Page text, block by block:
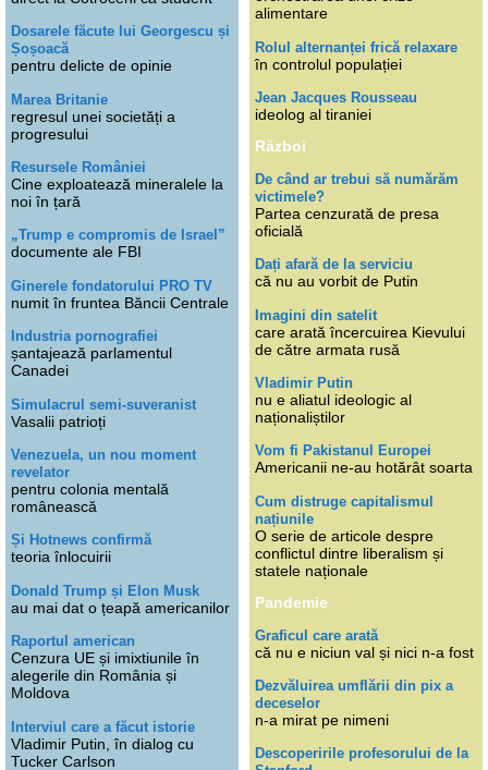
Dosarele făcute lui Georgescu și
Șoșoacă
pentru delicte de opinie
Marea Britanie
regresul unei societăți a
progresului
Resursele României
Cine exploatează mineralele la
noi în țară
„Trump e compromis de Israel”
documente ale FBI
Ginerele fondatorului PRO TV
numit în fruntea Băncii Centrale
Industria pornografiei
șantajează parlamentul
Canadei
Simulacrul semi-suveranist
Vasalii patrioți
Venezuela, un nou moment
revelator
pentru colonia mentală
românească
Și Hotnews confirmă
teoria înlocuirii
Donald Trump și Elon Musk
au mai dat o țeapă americanilor
Raportul american
Cenzura UE și imixtiunile în
alegerile din România și
Moldova
Interviul care a făcut istorie
Vladimir Putin, în dialog cu
Tucker Carlson
alimentare
Rolul alternanței frică relaxare
în controlul populației
Jean Jacques Rousseau
ideolog al tiraniei
Război
De când ar trebui să numărăm
victimele?
Partea cenzurată de presa
oficială
Dați afară de la serviciu
că nu au vorbit de Putin
Imagini din satelit
care arată încercuirea Kievului
de către armata rusă
Vladimir Putin
nu e aliatul ideologic al
naționaliștilor
Vom fi Pakistanul Europei
Americanii ne-au hotărât soarta
Cum distruge capitalismul
națiunile
O serie de articole despre
conflictul dintre liberalism și
statele naționale
Pandemie
Graficul care arată
că nu e niciun val și nici n-a fost
Dezvăluirea umflării din pix a
deceselor
n-a mirat pe nimeni
Descoperirile profesorului de la